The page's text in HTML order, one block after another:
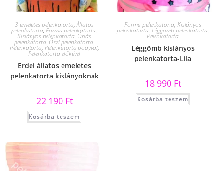
3 emeletes pelenkatorta,Állatos
pelenkatorta, Forma pelenkatorta,
Kislányos pelenkatorta, Óriás
pelenkatorta, Őszi pelenkatorta,
Pelenkatorta, Pelenkatorta bodyval,
Pelenkatorta előkével
Erdei állatos emeletes
pelenkatorta kislányoknak
22 190 Ft
Kosárba teszem
Forma pelenkatorta, Kislányos
pelenkatorta, Léggömb pelenkatorta,
Pelenkatorta
Léggömb kislányos
pelenkatorta-Lila
18 990 Ft
Kosárba teszem